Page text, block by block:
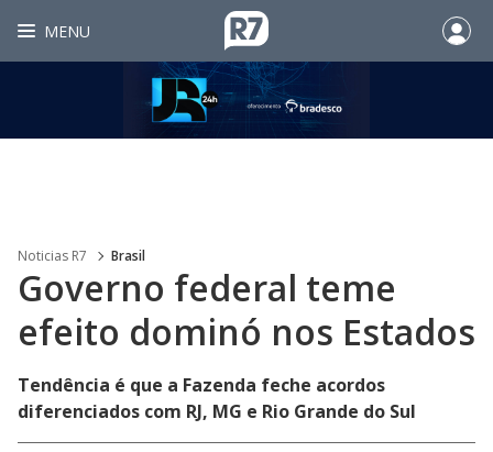
MENU
Noticias R7 Brasil
Governo federal teme
efeito dominó nos Estados
Tendência é que a Fazenda feche acordos
diferenciados com RJ, MG e Rio Grande do Sul